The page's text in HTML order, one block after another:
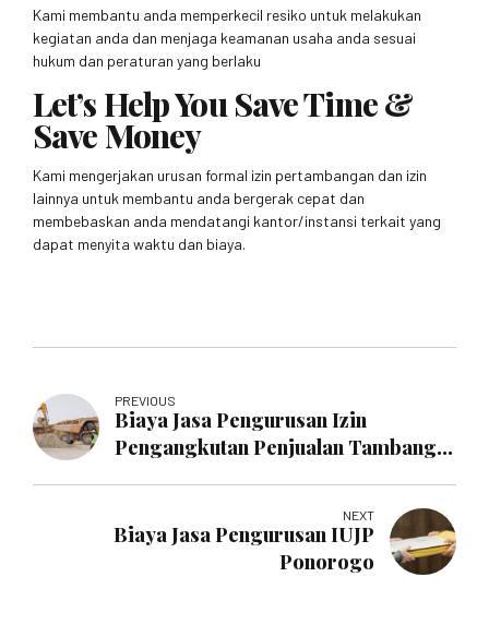
Kami membantu anda memperkecil resiko untuk melakukan
kegiatan anda dan menjaga keamanan usaha anda sesuai
hukum dan peraturan yang berlaku
Let’s Help You Save Time &
Save Money
Kami mengerjakan urusan formal izin pertambangan dan izin
lainnya untuk membantu anda bergerak cepat dan
membebaskan anda mendatangi kantor/instansi terkait yang
dapat menyita waktu dan biaya.
PREVIOUS
Biaya Jasa Pengurusan Izin
Pengangkutan Penjualan Tambang
NEXT
Biaya Jasa Pengurusan IUJP
Ponorogo